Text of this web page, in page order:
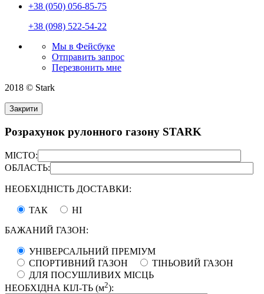
+38 (050) 056-85-75‬
+38 (098) 522-54-22
Мы в Фейсбуке
Отправить запрос
Перезвонить мне
2018 © Stark
Закрити
Розрахунок рулонного газону STARK
МІСТО:
ОБЛАСТЬ:
НЕОБХІДНІСТЬ ДОСТАВКИ:
ТАК
НІ
БАЖАНИЙ ГАЗОН:
УНІВЕРСАЛЬНИЙ ПРЕМІУМ
СПОРТИВНИЙ ГАЗОН
ТІНЬОВИЙ ГАЗОН
ДЛЯ ПОСУШЛИВИХ МІСЦЬ
НЕОБХІДНА КІЛ-ТЬ (м2):